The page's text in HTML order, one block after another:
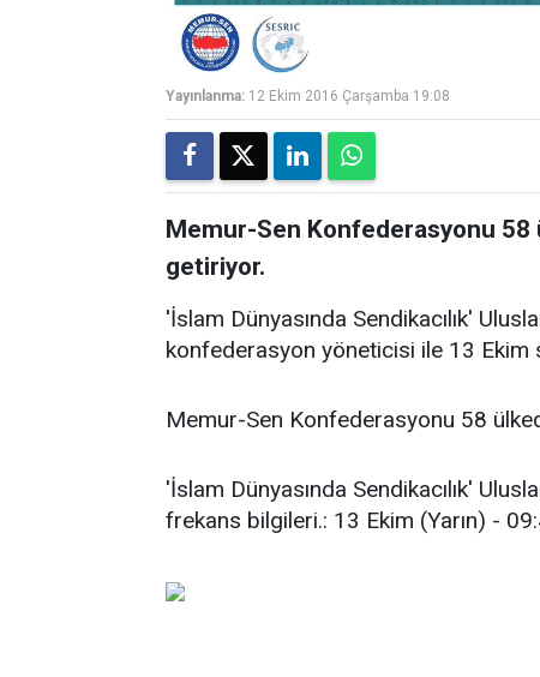
Yayınlanma: 12 Ekim 2016 Çarşamba 19:08
Memur-Sen Konfederasyonu
getiriyor.
'İslam Dünyasında Sendikacılık'
konfederasyon yöneticisi ile 13 Ekim
Memur-Sen Konfederasyonu 58
'İslam Dünyasında Sendikacılık'
frekans bilgileri.: 13 Ekim (Yarın) -